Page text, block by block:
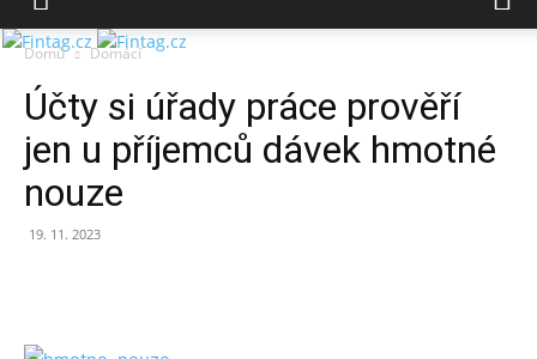
Domů Domácí
Účty si úřady práce prověří
jen u příjemců dávek hmotné
nouze
19. 11. 2023